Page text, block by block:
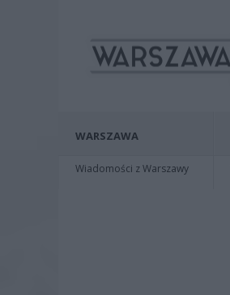
WARSZAWA
Wiadomości z Warszawy